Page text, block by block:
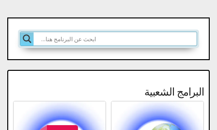
البرامج الشعبية